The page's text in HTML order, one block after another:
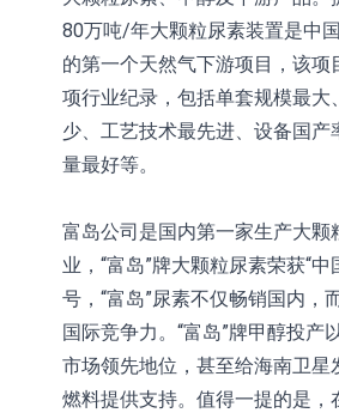
80万吨/年大颗粒尿素装置是中
的第一个天然气下游项目，该项
项行业纪录，包括单套规模最大
少、工艺技术最先进、设备国产
量最好等。
富岛公司是国内第一家生产大颗
业，“富岛”牌大颗粒尿素荣获“中
号，“富岛”尿素不仅畅销国内，
国际竞争力。“富岛”牌甲醇投产
市场领先地位，甚至给海南卫星
燃料提供支持。值得一提的是，